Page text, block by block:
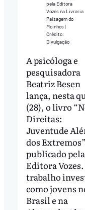
pela Editora
Vozes na Livraria
Paisagem do
Moinhos |
Crédito:
Divulgação
A psicóloga e
pesquisadora
Beatriz Besen
lança, nesta
(28), o livro
Direitas:
Juventude
dos
publicado pela
Editora Vozes.
trabalho
como jovens
Brasil e na